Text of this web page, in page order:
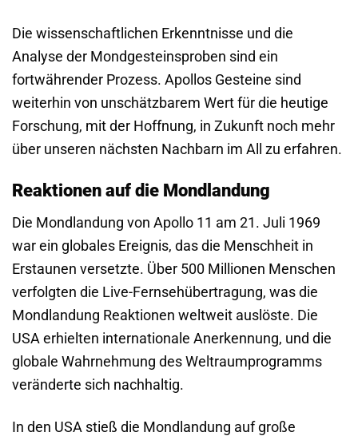
Die wissenschaftlichen Erkenntnisse und die
Analyse der Mondgesteinsproben sind ein
fortwährender Prozess. Apollos Gesteine sind
weiterhin von unschätzbarem Wert für die heutige
Forschung, mit der Hoffnung, in Zukunft noch mehr
über unseren nächsten Nachbarn im All zu erfahren.
Reaktionen auf die Mondlandung
Die Mondlandung von Apollo 11 am 21. Juli 1969
war ein globales Ereignis, das die Menschheit in
Erstaunen versetzte. Über 500 Millionen Menschen
verfolgten die Live-Fernsehübertragung, was die
Mondlandung Reaktionen weltweit auslöste. Die
USA erhielten internationale Anerkennung, und die
globale Wahrnehmung des Weltraumprogramms
veränderte sich nachhaltig.
In den USA stieß die Mondlandung auf große